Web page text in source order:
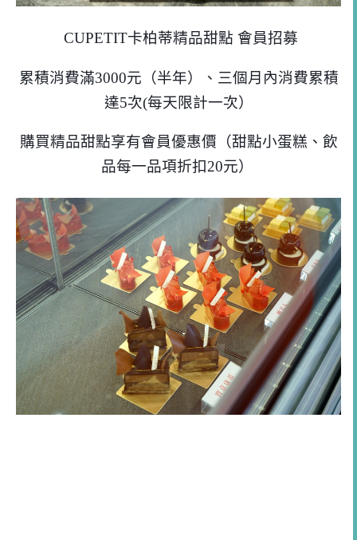
CUPETIT卡柏蒂精品甜點 會員招募
累積消費滿3000元（半年）、三個月內消費累積
達5次(每天限計一次）
購買精品甜點享有會員優惠價（甜點小蛋糕、飲
品每一品項折扣20元）